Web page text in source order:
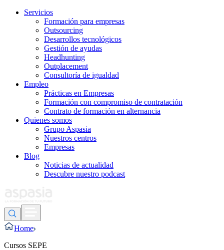
Servicios
Formación para empresas
Outsourcing
Desarrollos tecnológicos
Gestión de ayudas
Headhunting
Outplacement
Consultoría de igualdad
Empleo
Prácticas en Empresas
Formación con compromiso de contratación
Contrato de formación en alternancia
Quienes somos
Grupo Aspasia
Nuestros centros
Empresas
Blog
Noticias de actualidad
Descubre nuestro podcast
Home
Cursos SEPE